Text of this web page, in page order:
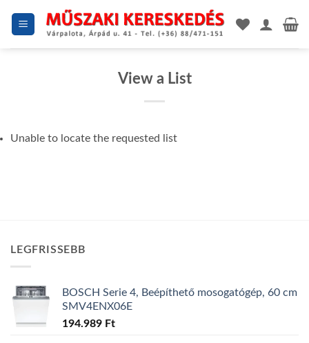
View a List
Unable to locate the requested list
LEGFRISSEBB
BOSCH Serie 4, Beépíthető mosogatógép, 60 cm
SMV4ENX06E
194.989 Ft